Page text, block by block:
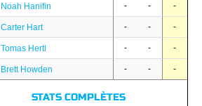
Noah Hanifin - - -
Carter Hart - - -
Tomas Hertl - - -
Brett Howden - - -
STATS COMPLÈTES